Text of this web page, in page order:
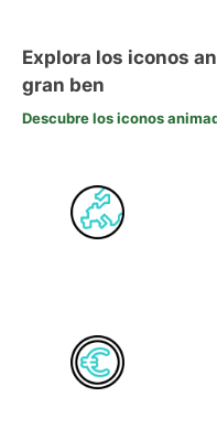
Explora los iconos
gran ben
Descubre los iconos